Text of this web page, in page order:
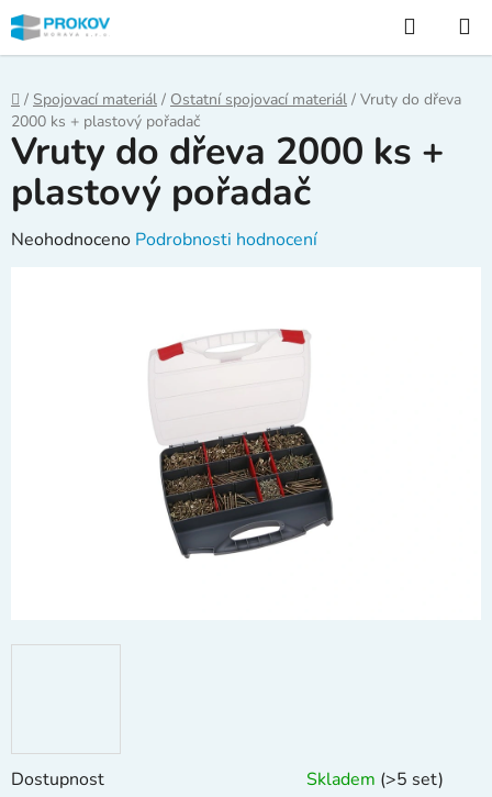
Přejít
na
obsah
Hledat
Domů
/ Spojovací materiál / Ostatní spojovací materiál / Vruty do dřeva
2000 ks + plastový pořadač
Dostupnost Skladem (>5 set)
Vruty do dřeva 2000 ks +
plastový pořadač
Průměrné
Neohodnoceno Podrobnosti hodnocení